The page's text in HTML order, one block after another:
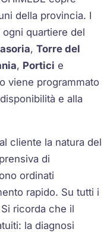
della provincia. I
quartiere del
,Torre del
, Portici e
viene programmato
e alla
cliente la natura del
di
ordinati
rapido. Su tutti i
ricorda che il
la diagnosi